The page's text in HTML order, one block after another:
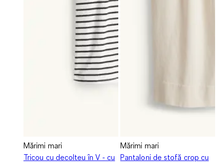
Mărimi mari
Tricou cu decolteu în V - cu
Mărimi mari
Pantaloni de stofă crop cu